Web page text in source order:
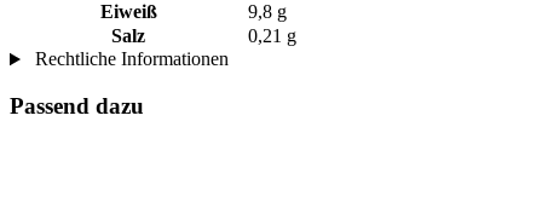
Eiweiß
9,8 g
Salz
0,21 g
Rechtliche Informationen
Passend dazu